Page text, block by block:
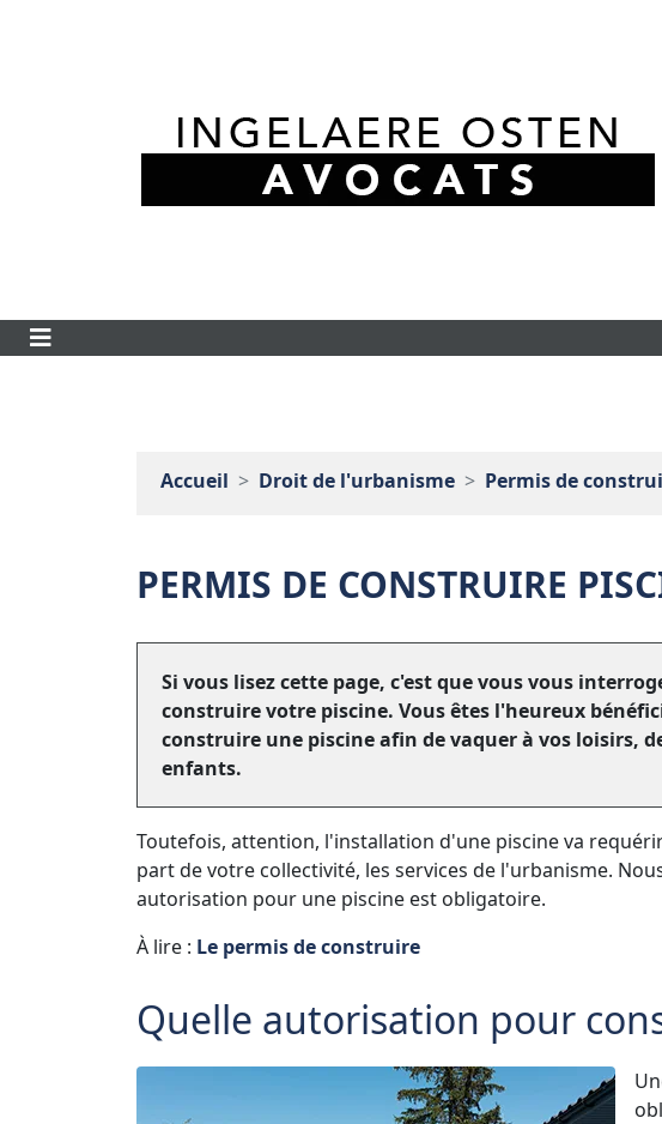
Accueil Droit de l'urbanisme Permis de
PERMIS DE CONSTRUIRE
Si vous lisez cette page, c'est que vous vous
construire votre piscine. Vous êtes l'heureux
construire une piscine afin de vaquer à vos loisirs,
enfants.
Toutefois, attention, l'installation d'une piscine va
part de votre collectivité, les services de l'urbanisme.
autorisation pour une piscine est obligatoire.
À lire : Le permis de construire
Quelle autorisation pour